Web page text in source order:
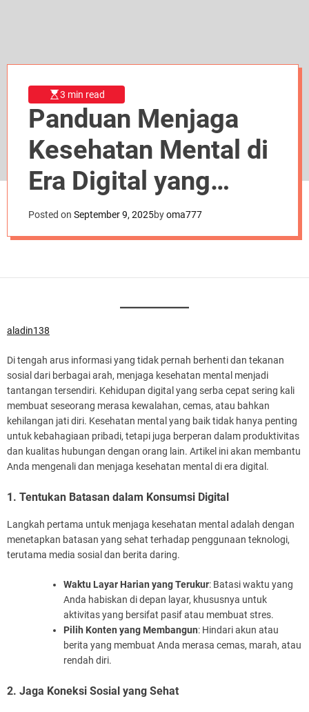
3 min read
Panduan Menjaga
Kesehatan Mental di
Era Digital yang
Penuh Tekanan
Posted on September 9, 2025byoma777
aladin138
Di tengah arus informasi yang tidak pernah berhenti dan tekanan
sosial dari berbagai arah, menjaga kesehatan mental menjadi
tantangan tersendiri. Kehidupan digital yang serba cepat sering kali
membuat seseorang merasa kewalahan, cemas, atau bahkan
kehilangan jati diri. Kesehatan mental yang baik tidak hanya penting
untuk kebahagiaan pribadi, tetapi juga berperan dalam produktivitas
dan kualitas hubungan dengan orang lain. Artikel ini akan membantu
Anda mengenali dan menjaga kesehatan mental di era digital.
1. Tentukan Batasan dalam Konsumsi Digital
Langkah pertama untuk menjaga kesehatan mental adalah dengan
menetapkan batasan yang sehat terhadap penggunaan teknologi,
terutama media sosial dan berita daring.
Waktu Layar Harian yang Terukur: Batasi waktu yang
Anda habiskan di depan layar, khususnya untuk
aktivitas yang bersifat pasif atau membuat stres.
Pilih Konten yang Membangun: Hindari akun atau
berita yang membuat Anda merasa cemas, marah, atau
rendah diri.
2. Jaga Koneksi Sosial yang Sehat